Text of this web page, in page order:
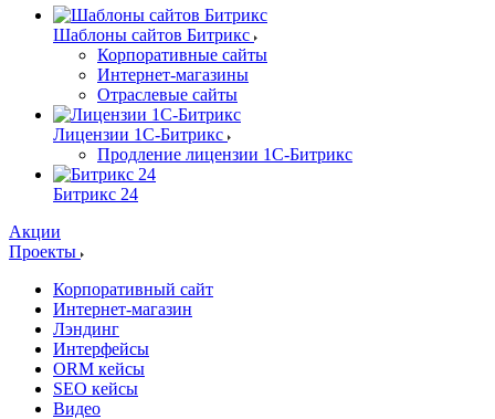
Шаблоны сайтов Битрикс
Корпоративные сайты
Интернет-магазины
Отраслевые сайты
Лицензии 1С-Битрикс
Продление лицензии 1С-Битрикс
Битрикс 24
Акции
Проекты
Корпоративный сайт
Интернет-магазин
Лэндинг
Интерфейсы
ORM кейсы
SEO кейсы
Видео